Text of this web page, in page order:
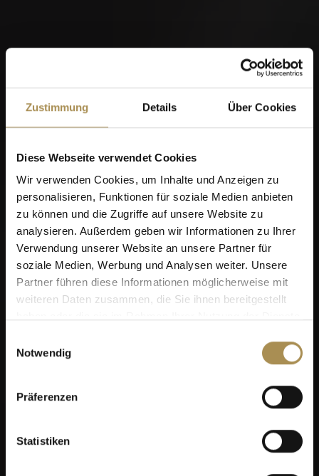
Zustimmung Details Über Cookies
Diese Webseite verwendet Cookies
Wir verwenden Cookies, um Inhalte und Anzeigen zu
personalisieren, Funktionen für soziale Medien anbieten
zu können und die Zugriffe auf unsere Website zu
analysieren. Außerdem geben wir Informationen zu Ihrer
Verwendung unserer Website an unsere Partner für
soziale Medien, Werbung und Analysen weiter. Unsere
Partner führen diese Informationen möglicherweise mit
weiteren Daten zusammen, die Sie ihnen bereitgestellt
Notwendig
Präferenzen
Statistiken